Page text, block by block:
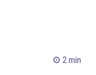
2 min